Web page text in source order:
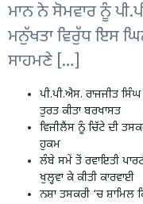
ਮਾਨ ਨੇ ਸੋਮਵਾਰ ਨੂੰ
ਮਨੁੱਖਤਾ ਵਿਰੁੱਧ ਇਸ
ਸਾਹਮਣੇ […]
ਪੀ.ਪੀ.ਐਸ. ਰਾਜਜੀਤ
ਤੁਰਤ ਕੀਤਾ ਬਰਖਾਸਤ
ਵਿਜੀਲੈੰਸ ਨੂੰ ਚਿੱਟੇ ਦੀ
ਹੁਕਮ
ਲੰਬੇ ਸਮੇਂ ਤੋਂ ਰਵਾਇਤੀ
ਖੁਲ੍ਹਵਾ ਕੇ ਕੀਤੀ ਕਾਰਵਾਈ
ਨਸ਼ਾ ਤਸਕਰੀ ‘ਚ ਸ਼ਾਮਿਲ